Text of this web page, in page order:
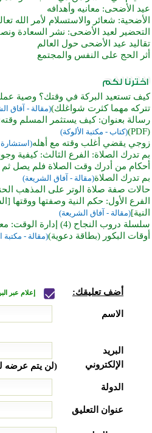
عيد الأضحى: معانيه وأهدافه
الأضحية: شعائر والاستسلام لأمر الله
التحضير لعيد الأضحى: نشر السعادة
تقاليد عيد الأضحى حول العالم
أثر الحج على النفس والمجتمع
كيف تستعيد البركة في وقتك؟ وصية
تتركه مهما كثرت شواغلك)(مقالة - آفاق
رسالة بعنوان: كيف يستثمر المسلم
(PDF)
(كتاب - مكتبة الألوكة)
زوجي يقضي أغلب وقته مع أهله
بم تدرك الصلاة: الفرع الثالث: كيفية
أحكام من أدرك وقت الصلاة فلم يصل ثم
بم تدرك الصلاة(مقالة - آفاق الشريعة)
حالات صفة صلاة الوتر على المذهب
الفرع الأول: حكم النية وصفتها
النية](مقالة - آفاق الشريعة)
سلسلة دروب النجاح (4) إدارة الوقت: معركة لا تنتهي
أوقات البكور (بطاقة دعوية)(مقالة - مكتبة
أضف تعليقك: إعلام عبر
الاسم
البريد
الإلكتروني
(لن يتم عرضه
الدولة
عنوان التعليق